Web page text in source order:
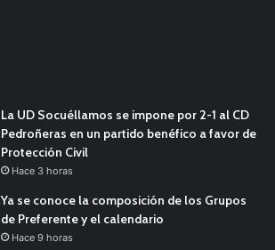
La UD Socuéllamos se impone por 2-1 al CD
Pedroñeras en un partido benéfico a favor de
Protección Civil
Hace 3 horas
Ya se conoce la composición de los Grupos
de Preferente y el calendario
Hace 9 horas